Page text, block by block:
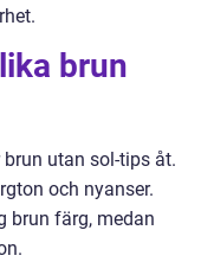
brun
utan sol-tips åt.
och nyanser.
brun färg, medan